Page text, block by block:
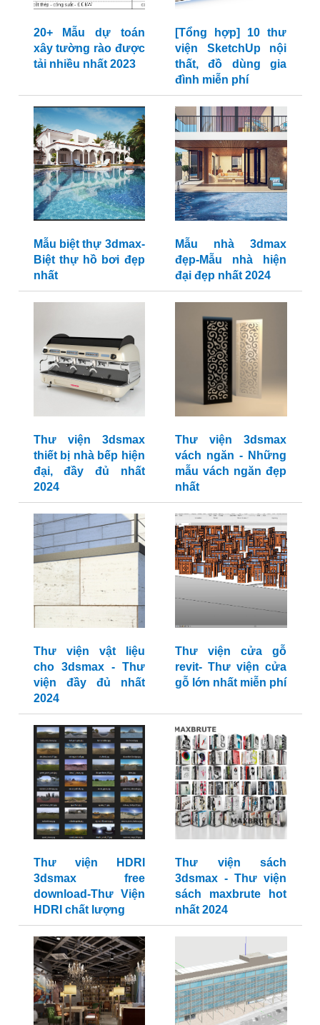
20+ Mẫu dự toán
xây tường rào được
tải nhiều nhất 2023
[Tổng hợp] 10 thư
viện SketchUp nội
thất, đồ dùng gia
đình miễn phí
Mẫu biệt thự 3dmax-
Biệt thự hồ bơi đẹp
nhất
Mẫu nhà 3dmax
đẹp-Mẫu nhà hiện
đại đẹp nhất 2024
Thư viện 3dsmax
thiết bị nhà bếp hiện
đại, đầy đủ nhất
2024
Thư viện 3dsmax
vách ngăn - Những
mẫu vách ngăn đẹp
nhất
Thư viện vật liệu
cho 3dsmax - Thư
viện đầy đủ nhất
2024
Thư viện cửa gỗ
revit- Thư viện cửa
gỗ lớn nhất miễn phí
Thư viện HDRI
3dsmax free
download-Thư Viện
HDRI chất lượng
Thư viện sách
3dsmax - Thư viện
sách maxbrute hot
nhất 2024